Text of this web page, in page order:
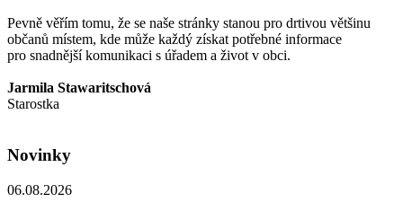
Pevně věřím tomu, že se naše stránky stanou pro drtivou většinu
občanů místem, kde může každý získat potřebné informace
pro snadnější komunikaci s úřadem a život v obci.
Jarmila Stawaritschová
Starostka
Novinky
06.08.2026